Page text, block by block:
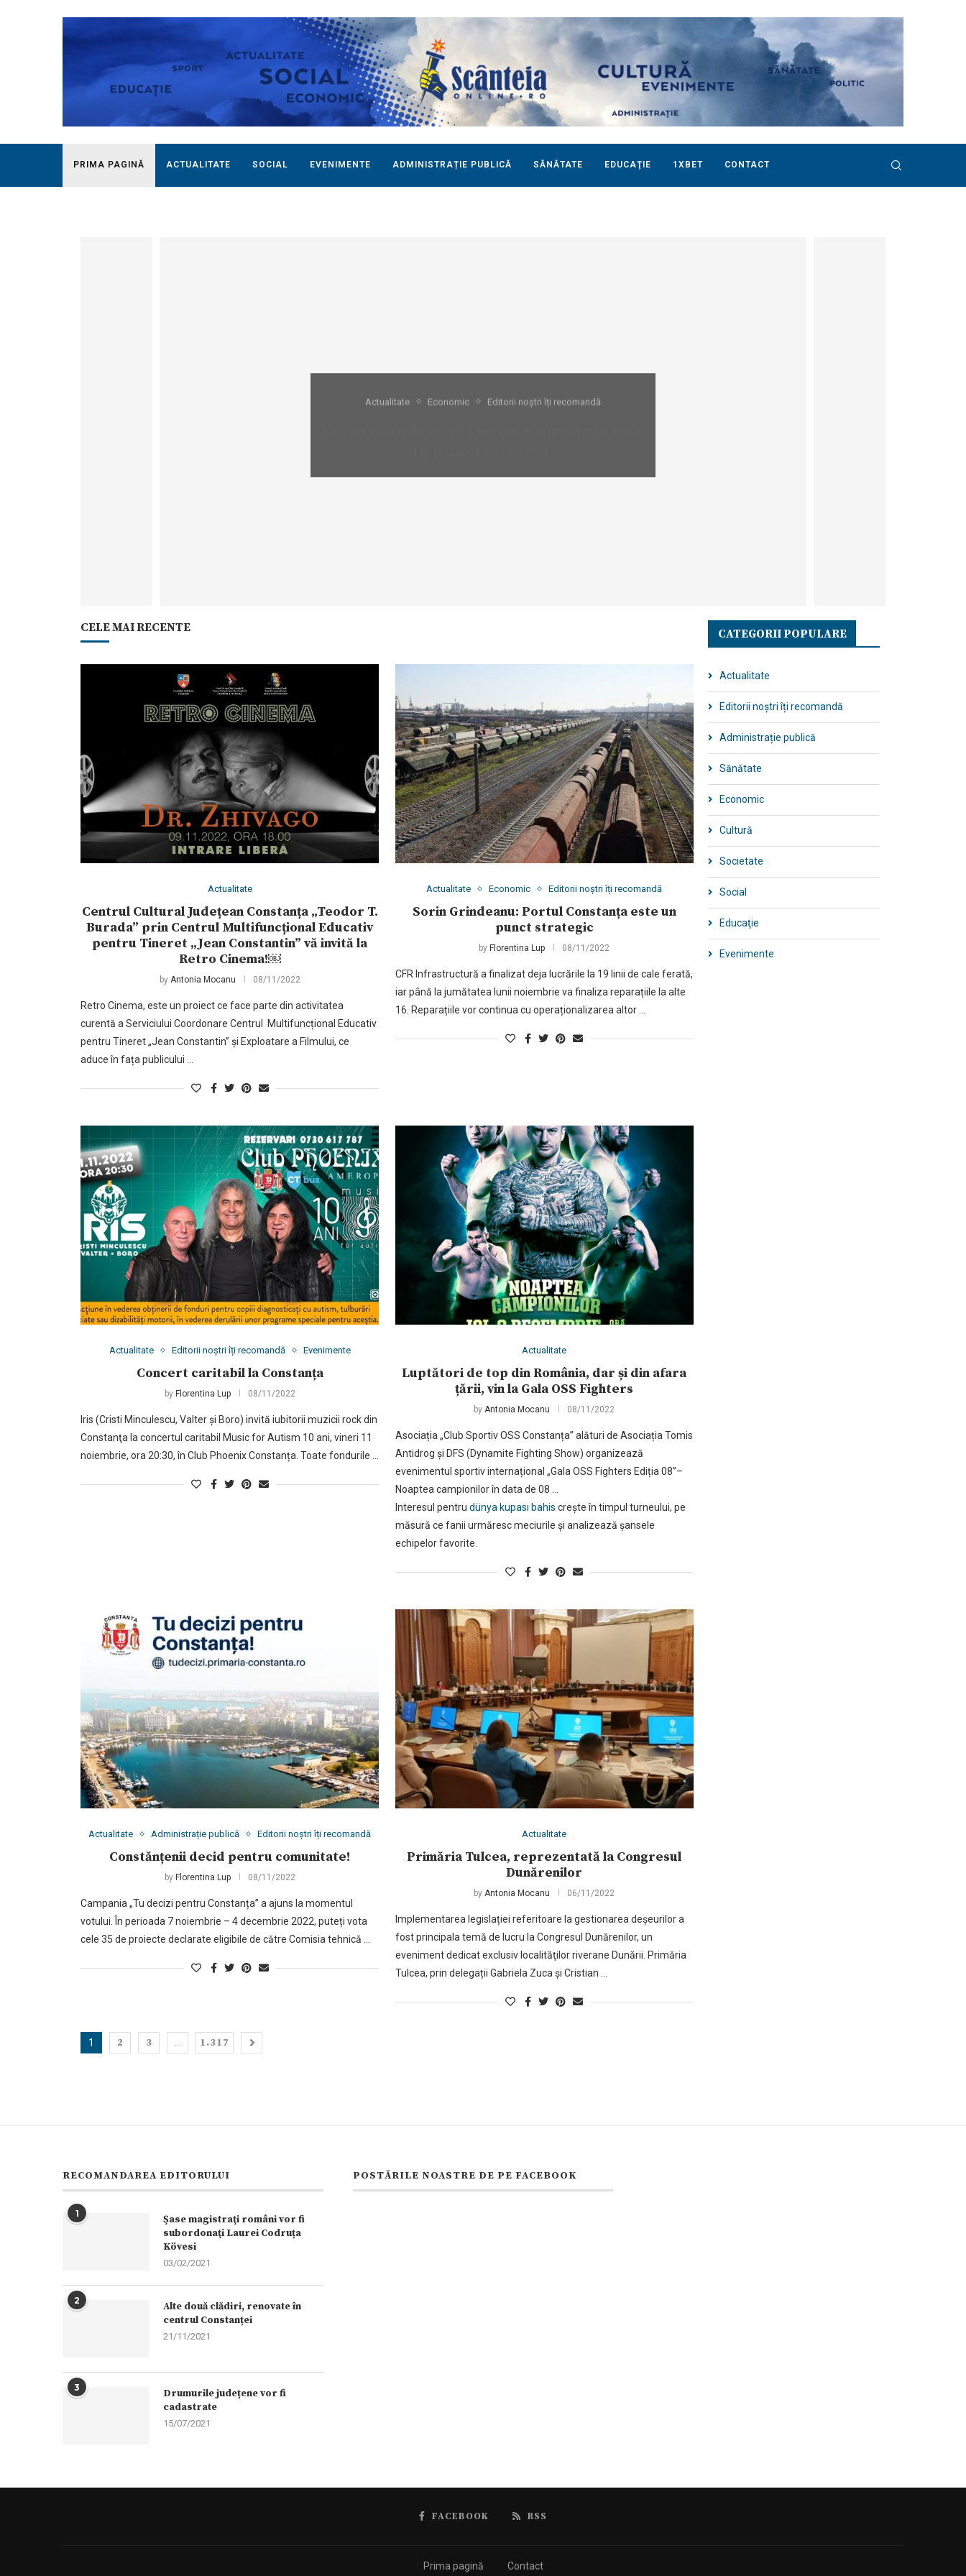
PRIMA PAGINĂ ACTUALITATE SOCIAL EVENIMENTE ADMINISTRAȚIE PUBLICĂ SĂNĂTATE EDUCAŢIE 1XBET CONTACT
Sorin Grindeanu: Portul Constanța este
CELE MAI RECENTE
Actualitate
Centrul Cultural Județean Constanța „Teodor T.
Burada” prin Centrul Multifuncțional Educativ
pentru Tineret „Jean Constantin” vă invită la
Retro Cinema!￼
by Antonia Mocanu 08/11/2022
Retro Cinema, este un proiect ce face parte din activitatea
curentă a Serviciului Coordonare Centrul Multifuncțional Educativ
pentru Tineret „Jean Constantin” și Exploatare a Filmului, ce
aduce în fața publicului …
Actualitate Economic Editorii noștri îți recomandă
Sorin Grindeanu: Portul Constanța este un
punct strategic
by Florentina Lup 08/11/2022
CFR Infrastructură a finalizat deja lucrările la 19 linii de cale ferată,
iar până la jumătatea lunii noiembrie va finaliza reparațiile la alte
16. Reparațiile vor continua cu operaționalizarea altor …
Actualitate Editorii noștri îți recomandă Evenimente
Concert caritabil la Constanța
by Florentina Lup 08/11/2022
Iris (Cristi Minculescu, Valter și Boro) invită iubitorii muzicii rock din
Constanţa la concertul caritabil Music for Autism 10 ani, vineri 11
noiembrie, ora 20:30, în Club Phoenix Constanța. Toate fondurile …
Actualitate
Luptători de top din România, dar și din afara
țării, vin la Gala OSS Fighters
byAntonia Mocanu 08/11/2022
Asociația „Club Sportiv OSS Constanța” alături de Asociația Tomis
Antidrog și DFS (Dynamite Fighting Show) organizează
evenimentul sportiv internațional „Gala OSS Fighters Ediția 08”–
Noaptea campionilor în data de 08 …
Interesul pentru dünya kupası bahis crește în timpul turneului, pe
măsură ce fanii urmăresc meciurile și analizează șansele
echipelor favorite.
Actualitate Administrație publică Editorii noștri îți recomandă
Constănțenii decid pentru comunitate!
by Florentina Lup 08/11/2022
Campania „Tu decizi pentru Constanța” a ajuns la momentul
votului. În perioada 7 noiembrie – 4 decembrie 2022, puteți vota
cele 35 de proiecte declarate eligibile de către Comisia tehnică …
Actualitate
Primăria Tulcea, reprezentată la Congresul
Dunărenilor
byAntonia Mocanu 06/11/2022
Implementarea legislației referitoare la gestionarea deșeurilor a
fost principala temă de lucru la Congresul Dunărenilor, un
eveniment dedicat exclusiv localităţilor riverane Dunării. Primăria
Tulcea, prin delegații Gabriela Zuca și Cristian …
1 2 3 1.317
CATEGORII POPULARE
Actualitate
Editorii noștri îți recomandă
Administrație publică
Sănătate
Economic
Cultură
Societate
Social
Educaţie
Evenimente
RECOMANDAREA EDITORULUI
1
Şase magistraţi români vor fi
subordonaţi Laurei Codruța
Kövesi
03/02/2021
2
Alte două clădiri, renovate în
centrul Constanței
21/11/2021
3
Drumurile județene vor fi
cadastrate
15/07/2021
POSTĂRILE NOASTRE DE PE FACEBOOK
FACEBOOK RSS
Prima pagină Contact